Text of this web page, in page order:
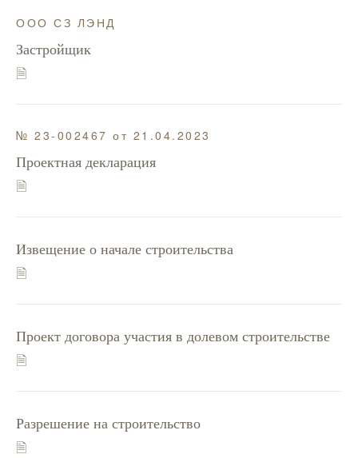
ООО СЗ ЛЭНД
Застройщик
🗎
№ 23-002467 от 21.04.2023
Проектная декларация
🗎
Извещение о начале строительства
🗎
Проект договора участия в долевом строительстве
🗎
Разрешение на строительство
🗎